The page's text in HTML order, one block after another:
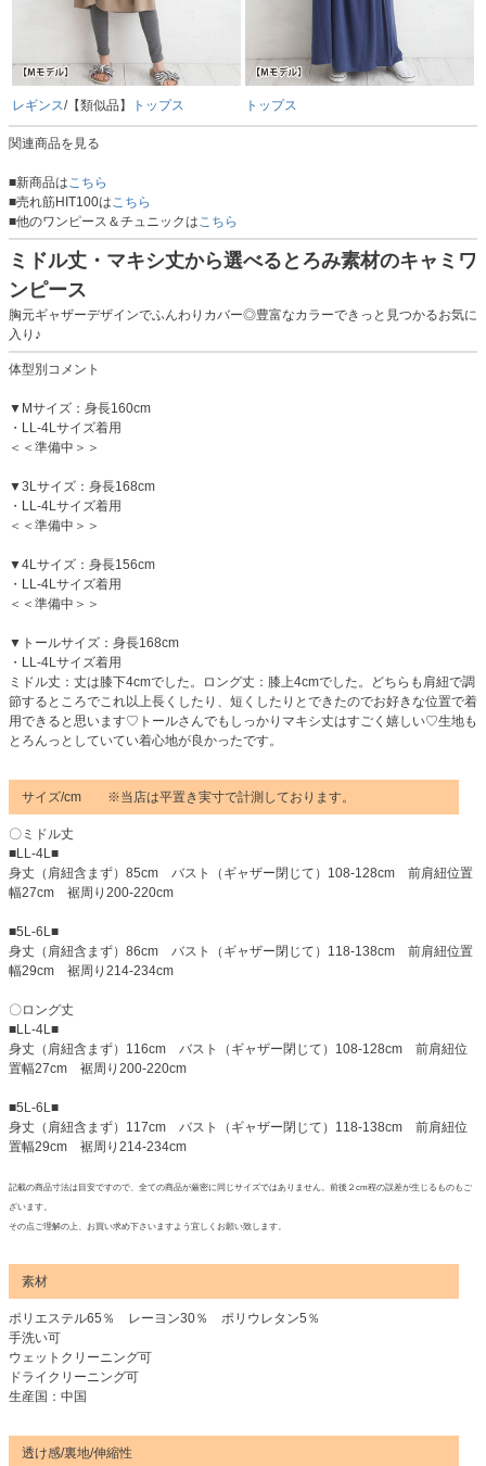
レギンス/【類似品】 トップス トップス
関連商品を見る
■新商品はこちら
■売れ筋HIT100はこちら
■他のワンピース＆チュニックはこちら
ミドル丈・マキシ丈から選べるとろみ素材のキャミワ
ンピース
胸元ギャザーデザインでふんわりカバー◎豊富なカラーできっと見つかるお気に
入り♪
体型別コメント
▼Mサイズ：身長160cm
・LL-4Lサイズ着用
＜＜準備中＞＞
▼3Lサイズ：身長168cm
・LL-4Lサイズ着用
＜＜準備中＞＞
▼4Lサイズ：身長156cm
・LL-4Lサイズ着用
＜＜準備中＞＞
▼トールサイズ：身長168cm
・LL-4Lサイズ着用
ミドル丈：丈は膝下4cmでした。ロング丈：膝上4cmでした。どちらも肩紐で調
節するところでこれ以上長くしたり、短くしたりとできたのでお好きな位置で着
用できると思います♡トールさんでもしっかりマキシ丈はすごく嬉しい♡生地も
とろんっとしていてい着心地が良かったです。
サイズ/cm ※当店は平置き実寸で計測しております。
〇ミドル丈
■LL-4L■
身丈（肩紐含まず）85cm バスト（ギャザー閉じて）108-128cm 前肩紐位置
幅27cm 裾周り200-220cm
■5L-6L■
身丈（肩紐含まず）86cm バスト（ギャザー閉じて）118-138cm 前肩紐位置
幅29cm 裾周り214-234cm
〇ロング丈
■LL-4L■
身丈（肩紐含まず）116cm バスト（ギャザー閉じて）108-128cm 前肩紐位
置幅27cm 裾周り200-220cm
■5L-6L■
身丈（肩紐含まず）117cm バスト（ギャザー閉じて）118-138cm 前肩紐位
置幅29cm 裾周り214-234cm
記載の商品寸法は目安ですので、全ての商品が厳密に同じサイズではありません。前後２cm程の誤差が生じるものもご
ざいます。
その点ご理解の上、お買い求め下さいますよう宜しくお願い致します。
素材
ポリエステル65％ レーヨン30％ ポリウレタン5％
手洗い可
ウェットクリーニング可
ドライクリーニング可
生産国：中国
透け感/裏地/伸縮性